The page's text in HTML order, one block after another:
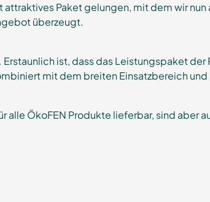
attraktives Paket gelungen, mit dem wir
überzeugt.
ist, dass das Leistungspaket
mit dem breiten Einsatzbereich
ÖkoFEN Produkte lieferbar, sind aber